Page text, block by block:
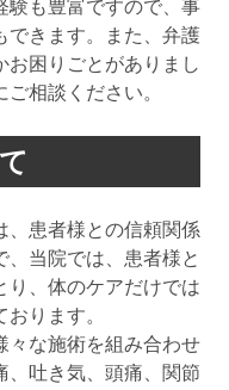
験も豊富ですので、事
できます。また、弁護
お困りごとがありまし
相談ください。
、患者様との信頼関係
、当院では、患者様と
り、体のケアだけでは
ります。
々な施術を組み合わせ
、吐き気、頭痛、関節